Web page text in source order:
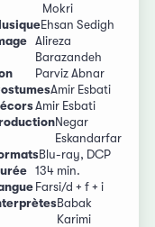
Mokri
Ehsan Sedigh
Alireza
Barazandeh
Parviz Abnar
Amir Esbati
Amir Esbati
Negar
Eskandarfar
Blu-ray, DCP
134 min.
Farsi/d + f + i
Babak
Karimi